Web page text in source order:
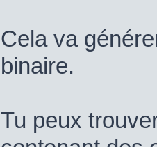
Cela va
binaire.
Tu peux